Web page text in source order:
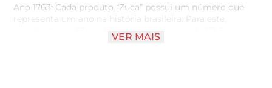
Ano 1763: Cada produto “Zuca” possui um número que
representa um ano na história brasileira. Para este,
escolhemos o 63 em homenagem ao ano de 1763,
quando nossa inspiração diária virou a “casa” do Brasil
VER MAIS